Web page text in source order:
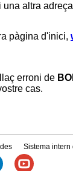
altra
pàgina d'inici,
erroni de
cas.
Sistema intern